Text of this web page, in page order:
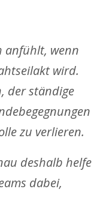
anfühlt, wenn
wird.
der ständige
zu verlieren.
deshalb helfe
dabei,